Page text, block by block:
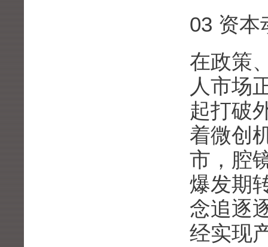
03 资本
在政策
人市场
起打破
着微创
市，腔
爆发期
念追逐
经实现